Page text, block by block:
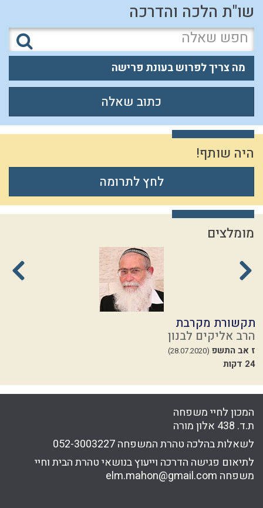
שו"ת הלכה והדרכה
מה צריך לפרוש בעונת פרישה
כתוב שאלה
היה שותף!
לחץ לתרומה
מומלצים
תקשורת מקרבת
הרב אליקים לבנון
ז אב התשפ (28.07.2020)
24 דקות
המכון לחיי משפחה
ת.ד. 438 אלון מורה
לשאלות בהלכה טהרת המשפחה052-3003227
לתיאום פגישה הדרכה וייעוץ בנושאי טהרת הבית וחיי
משפחה elm.mahon@gmail.com